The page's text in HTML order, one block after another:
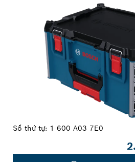
Số thứ tự: 1 600 A03 7E0